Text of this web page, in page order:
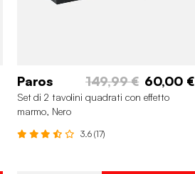
Paros 149,99 € 60,00 €
Set di 2 tavolini quadrati con effetto
marmo, Nero
3.6 (17)